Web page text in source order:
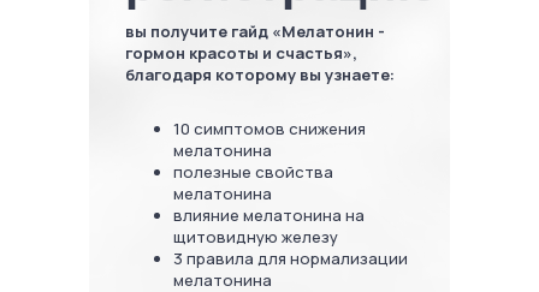
вы получите гайд «Мелатонин -
гормон красоты и счастья»,
благодаря которому вы узнаете:
10 симптомов снижения
мелатонина
полезные свойства
мелатонина
влияние мелатонина на
щитовидную железу
3 правила для нормализации
мелатонина